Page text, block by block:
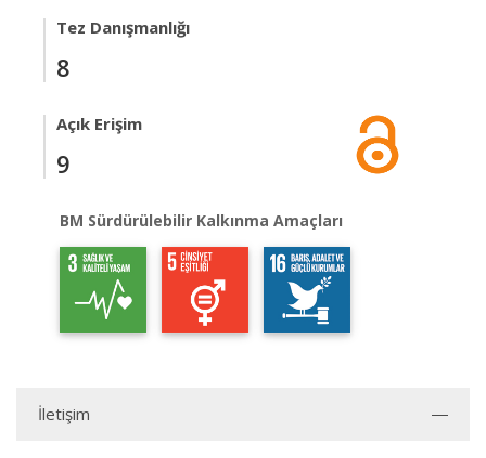
Tez Danışmanlığı
8
Açık Erişim
9
BM Sürdürülebilir Kalkınma Amaçları
İletişim